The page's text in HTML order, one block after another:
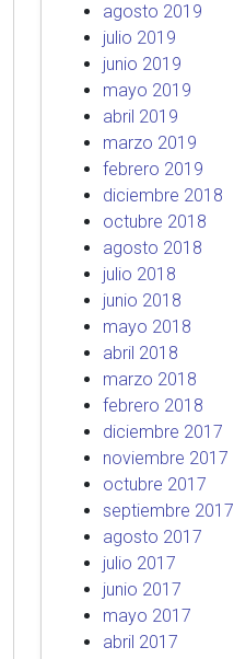
agosto 2019
julio 2019
junio 2019
mayo 2019
abril 2019
marzo 2019
febrero 2019
diciembre 2018
octubre 2018
agosto 2018
julio 2018
junio 2018
mayo 2018
abril 2018
marzo 2018
febrero 2018
diciembre 2017
noviembre 2017
octubre 2017
septiembre 2017
agosto 2017
julio 2017
junio 2017
mayo 2017
abril 2017